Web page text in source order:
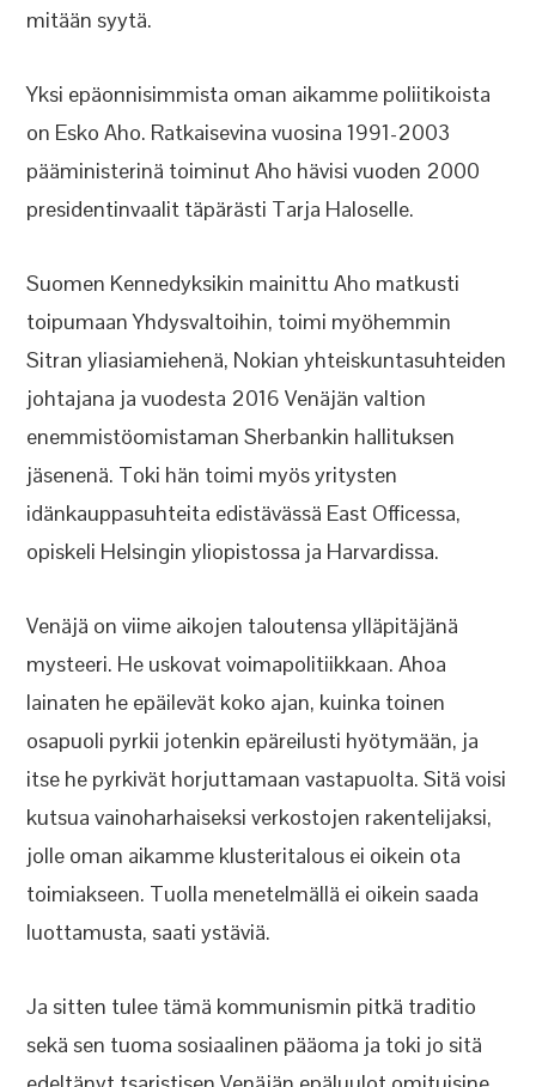
mitään syytä.
Yksi epäonnisimmista oman aikamme poliitikoista
on Esko Aho. Ratkaisevina vuosina 1991-2003
pääministerinä toiminut Aho hävisi vuoden 2000
presidentinvaalit täpärästi Tarja Haloselle.
Suomen Kennedyksikin mainittu Aho matkusti
toipumaan Yhdysvaltoihin, toimi myöhemmin
Sitran yliasiamiehenä, Nokian yhteiskuntasuhteiden
johtajana ja vuodesta 2016 Venäjän valtion
enemmistöomistaman Sherbankin hallituksen
jäsenenä. Toki hän toimi myös yritysten
idänkauppasuhteita edistävässä East Officessa,
opiskeli Helsingin yliopistossa ja Harvardissa.
Venäjä on viime aikojen taloutensa ylläpitäjänä
mysteeri. He uskovat voimapolitiikkaan. Ahoa
lainaten he epäilevät koko ajan, kuinka toinen
osapuoli pyrkii jotenkin epäreilusti hyötymään, ja
itse he pyrkivät horjuttamaan vastapuolta. Sitä voisi
kutsua vainoharhaiseksi verkostojen rakentelijaksi,
jolle oman aikamme klusteritalous ei oikein ota
toimiakseen. Tuolla menetelmällä ei oikein saada
luottamusta, saati ystäviä.
Ja sitten tulee tämä kommunismin pitkä traditio
sekä sen tuoma sosiaalinen pääoma ja toki jo sitä